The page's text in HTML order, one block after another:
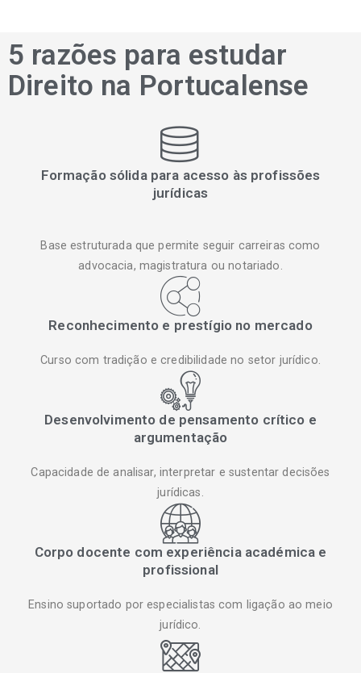
5 razões para estudar
Direito na Portucalense
Formação sólida para acesso às profissões
jurídicas
Base estruturada que permite seguir carreiras como
advocacia, magistratura ou notariado.
Reconhecimento e prestígio no mercado
Curso com tradição e credibilidade no setor jurídico.
Desenvolvimento de pensamento crítico e
argumentação
Capacidade de analisar, interpretar e sustentar decisões
jurídicas.
Corpo docente com experiência académica e
profissional
Ensino suportado por especialistas com ligação ao meio
jurídico.